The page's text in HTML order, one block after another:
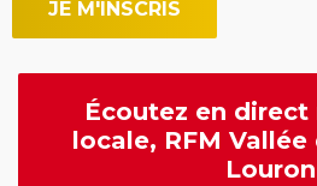
Écoutez en
locale, RFM
Louron